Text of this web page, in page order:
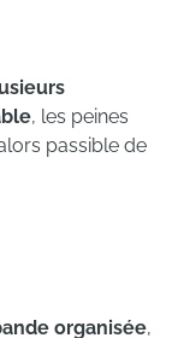
, les peines
passible de
organisée,